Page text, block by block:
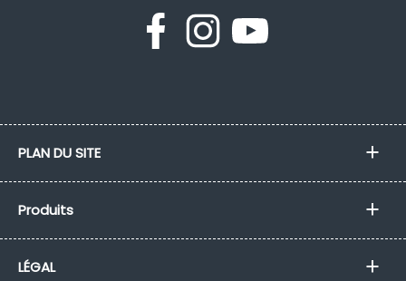
PLAN DU SITE
Produits
LÉGAL